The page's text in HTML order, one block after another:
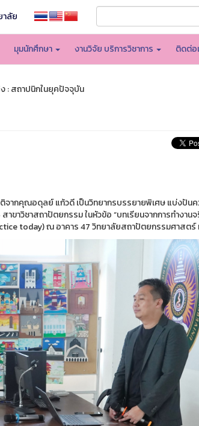
าลัย
มุมนักศึกษา งานวิจัย บริการวิชาการ ติดต่อ
: สถาปนิกในยุคปัจจุบัน
ากคุณอดุลย์ แก้วดี เป็นวิทยากรบรรยายพิเศษ แบ่งปันค
ขาวิชาสถาปัตยกรรม ในหัวข้อ “บทเรียนจากการทำงาน
today) ณ อาคาร 47 วิทยาลัยสถาปัตยกรรมศาสตร์